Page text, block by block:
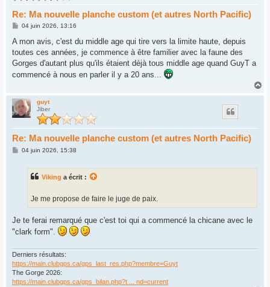
Re: Ma nouvelle planche custom (et autres North Pacific)
M
s
a
g
04 juin 2026, 13:16
A mon avis, c'est du middle age qui tire vers la limite haute, depuis
toutes ces années, je commence à être familier avec la faune des
Gorges d'autant plus qu'ils étaient déjà tous middle age quand GuyT a
commencé à nous en parler il y a 20 ans...
guyt
Jiber
Re: Ma nouvelle planche custom (et autres North Pacific)
M04 juin 2026, 15:38
Viking a écrit :
Je me propose de faire le juge de paix.
Je te ferai remarqué que c'est toi qui a commencé la chicane avec le
"clark form".
Derniers résultats:
https://main.clubgps.ca/gps_last_res.php?membre=Guyt
The Gorge 2026:
https://main.clubgps.ca/gps_bilan.php?t ... nd=current